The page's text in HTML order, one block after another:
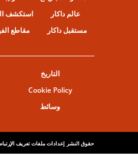
عالم داكار
استكشف
مستقبل داكار
مقاطع
التاريخ
Cookie Policy
وسائط
حقوق النشر إعدادات ملفات تعريف